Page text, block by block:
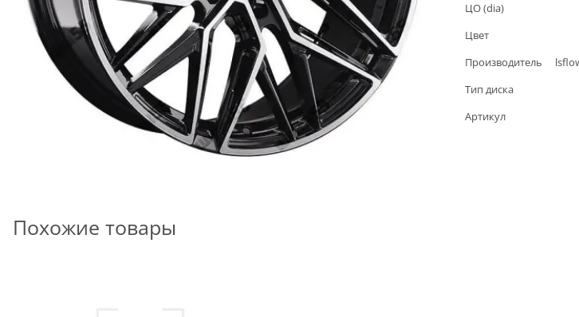
ЦО (dia)
Цвет
Производитель
Тип диска
Артикул
Похожие товары